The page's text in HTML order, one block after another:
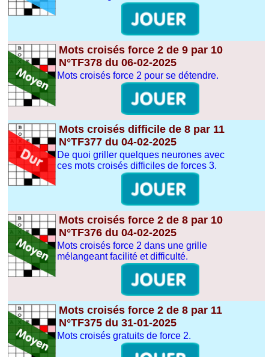
Mots croisés force 2 de 9 par 10
N°TF378 du 06-02-2025
Mots croisés force 2 pour se détendre.
Mots croisés difficile de 8 par 11
N°TF377 du 04-02-2025
De quoi griller quelques neurones avec
ces mots croisés difficiles de forces 3.
Mots croisés force 2 de 8 par 10
N°TF376 du 04-02-2025
Mots croisés force 2 dans une grille
mélangeant facilité et difficulté.
Mots croisés force 2 de 8 par 11
N°TF375 du 31-01-2025
Mots croisés gratuits de force 2.